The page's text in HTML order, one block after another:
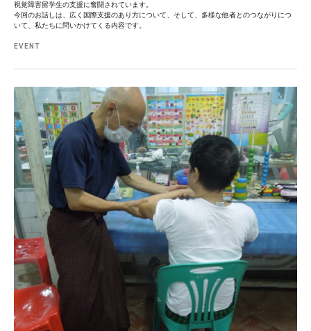
視覚障害留学生の支援に奮闘されています。
今回のお話しは、広く国際支援のあり方について、そして、多様な他者とのつながりにつ
いて、私たちに問いかけてくる内容です。
EVENT